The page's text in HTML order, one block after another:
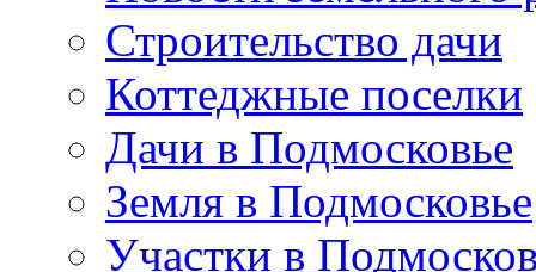
Строительство дачи
Коттеджные поселки
Дачи в Подмосковье
Земля в Подмосковье
Участки в